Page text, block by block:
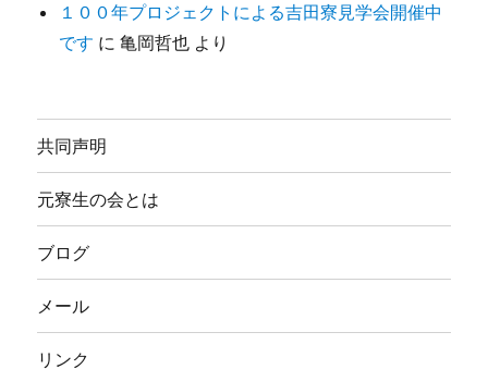
１００年プロジェクトによる吉田寮見学会開催中
です に亀岡哲也 より
共同声明
元寮生の会とは
ブログ
メール
リンク